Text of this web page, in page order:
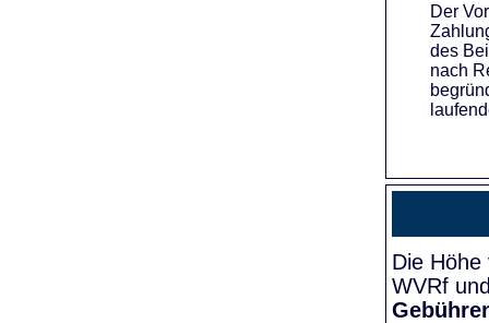
Der
des
nach
Die
WVRf